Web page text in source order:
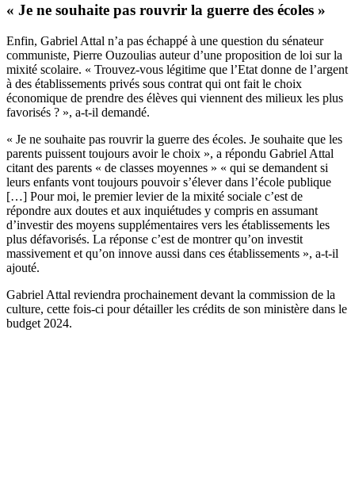
« Je ne souhaite pas rouvrir la guerre des écoles »
Enfin, Gabriel Attal n’a pas échappé à une question du sénateur
communiste, Pierre Ouzoulias auteur d’une proposition de loi sur la
mixité scolaire. « Trouvez-vous légitime que l’Etat donne de l’argent
à des établissements privés sous contrat qui ont fait le choix
économique de prendre des élèves qui viennent des milieux les plus
favorisés ? », a-t-il demandé.
« Je ne souhaite pas rouvrir la guerre des écoles. Je souhaite que les
parents puissent toujours avoir le choix », a répondu Gabriel Attal
citant des parents « de classes moyennes » « qui se demandent si
leurs enfants vont toujours pouvoir s’élever dans l’école publique
[…] Pour moi, le premier levier de la mixité sociale c’est de
répondre aux doutes et aux inquiétudes y compris en assumant
d’investir des moyens supplémentaires vers les établissements les
plus défavorisés. La réponse c’est de montrer qu’on investit
massivement et qu’on innove aussi dans ces établissements », a-t-il
ajouté.
Gabriel Attal reviendra prochainement devant la commission de la
culture, cette fois-ci pour détailler les crédits de son ministère dans le
budget 2024.